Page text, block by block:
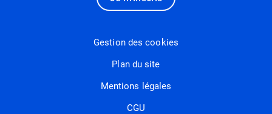
Gestion des cookies
Plan du site
Mentions légales
CGU